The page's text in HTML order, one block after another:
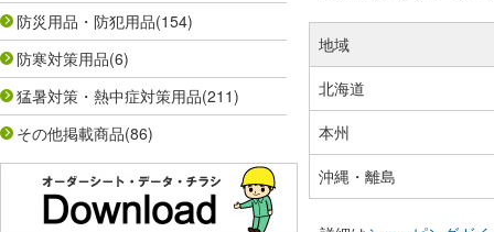
防災用品・防犯用品(154)
防寒対策用品(6)
猛暑対策・熱中症対策用品(211)
その他掲載商品(86)
地域
北海道
本州
沖縄・離島